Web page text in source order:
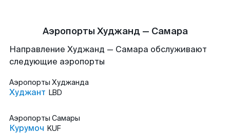
Аэропорты Худжанд — Самара
Направление Худжанд — Самара обслуживают
следующие аэропорты
Аэропорты Худжанда
Худжант LBD
Аэропорты Самары
Курумоч KUF